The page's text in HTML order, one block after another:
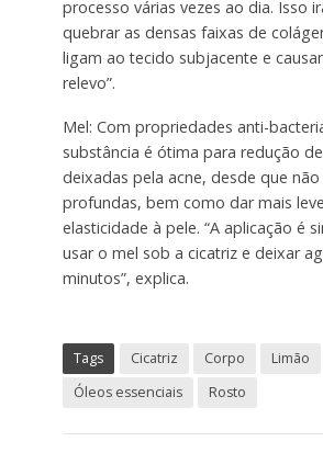
processo várias vezes ao dia. Isso
quebrar as densas faixas de
ligam ao tecido subjacente e
relevo”.
Mel: Com propriedades anti-
substância é ótima para redução
deixadas pela acne, desde que
profundas, bem como dar mais
elasticidade à pele. “A aplicação é
usar o mel sob a cicatriz e deixar
minutos”, explica.
Tags Cicatriz Corpo Limão
Óleos essenciais
Rosto